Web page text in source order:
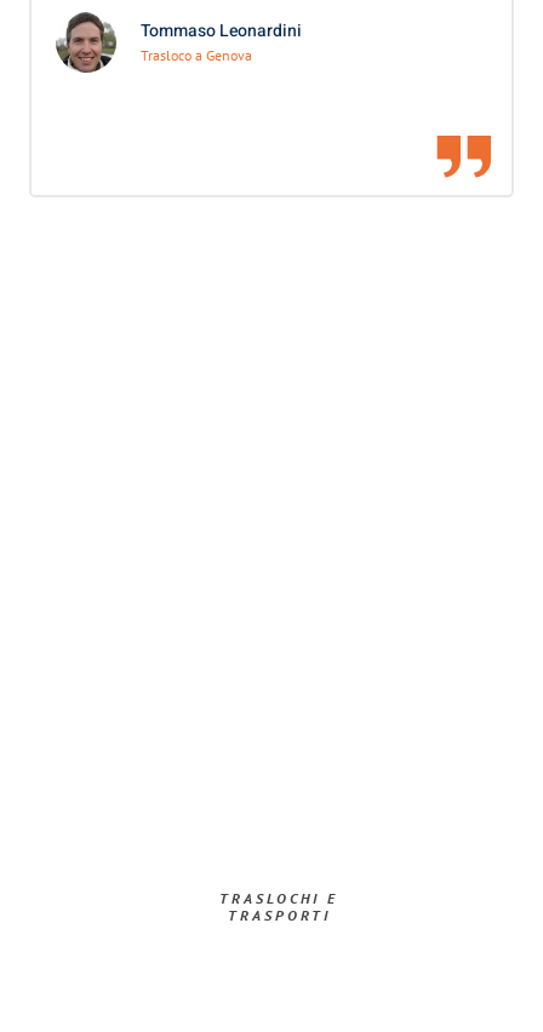
Tommaso Leonardini
Trasloco a Genova
TRASLOCHI E
TRASPORTI​